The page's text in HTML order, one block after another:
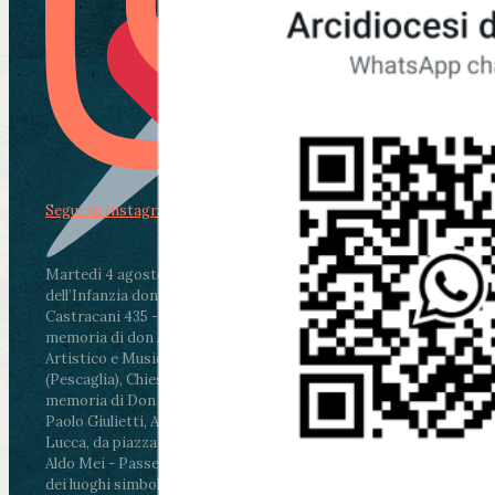
Martedì 4 agosto2026
ore 11:30 - Lucca, Scuola
dell’Infanzia don Aldo Mei - Viale Castruccio
Castracani 435 - Inaugurazione murales in
memoria di don Aldo Mei curato dal Liceo
Artistico e Musicale “Passaglia”
ore 18 - Fiano
(Pescaglia), Chiesa parrocchiale - Messa in
memoria di Don Aldo Mei celebrata da mons.
Paolo Giulietti, Arcivescovo di Lucca
ore 20.30 -
Lucca, da piazza San Michele al Cippo di don
Aldo Mei - Passeggiata della Memoria in alcuni
dei luoghi simbolo della città. Ritrovo alle ore
Segui su Instagram